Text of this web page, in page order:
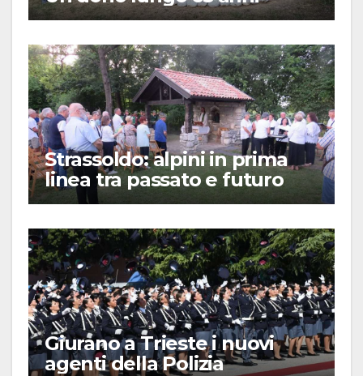
Strassoldo: alpini in prima
linea tra passato e futuro
Giurano a Trieste i nuovi
agenti della Polizia